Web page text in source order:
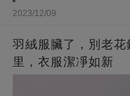
2023/12/09
羽絨服臟了，別老
里，衣服潔凈如新